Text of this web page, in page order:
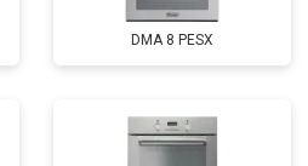
DMA 8 PESX